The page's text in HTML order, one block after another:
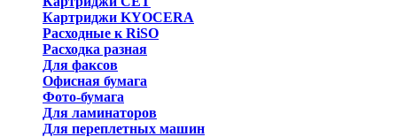
Картриджи KYOCERA
Расходные к RiSO
Расходка разная
Для факсов
Офисная бумага
Фото-бумага
Для ламинаторов
Для переплетных машин